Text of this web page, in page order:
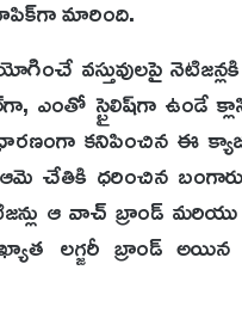
మారింది.
వస్తువులపై
ఎంతో స్టైలిష్‌గా ఉండే
కనిపించిన ఈ
చేతికి ధరించిన బంగారు
ఆ వాచ్ బ్రాండ్
లగ్జరీ బ్రాండ్